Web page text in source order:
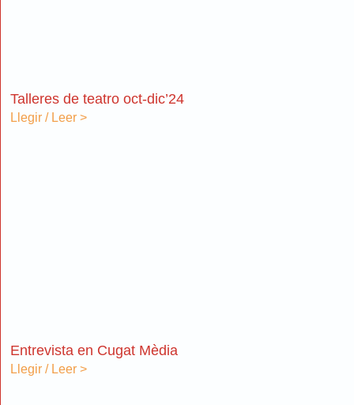
Talleres de teatro oct-dic’24
Llegir / Leer >
Entrevista en Cugat Mèdia
Llegir / Leer >